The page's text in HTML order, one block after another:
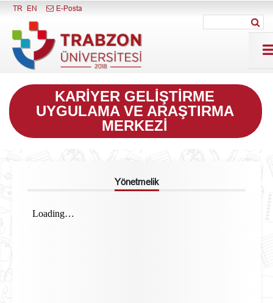
Menüyü Kapat
TR EN E-Posta
KARIYER GELIŞTIRME
UYGULAMA VE ARAŞTIRMA
MERKEZI
Yönetmelik